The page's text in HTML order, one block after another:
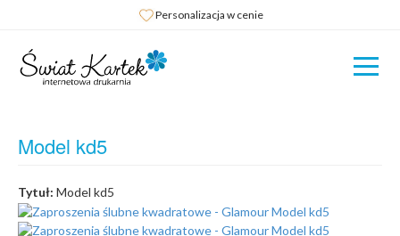
Personalizacja w cenie
Model kd5
Tytuł: Model kd5